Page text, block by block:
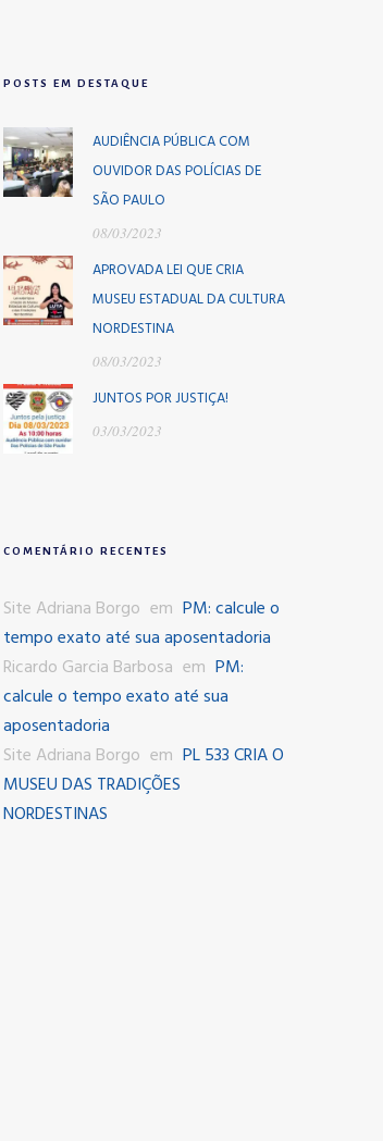
POSTS EM DESTAQUE
AUDIÊNCIA PÚBLICA COM
OUVIDOR DAS POLÍCIAS DE
SÃO PAULO
08/03/2023
APROVADA LEI QUE CRIA
MUSEU ESTADUAL DA CULTURA
NORDESTINA
08/03/2023
JUNTOS POR JUSTIÇA!
03/03/2023
COMENTÁRIO RECENTES
Site Adriana Borgo em PM: calcule o
tempo exato até sua aposentadoria
Ricardo Garcia Barbosa em PM:
calcule o tempo exato até sua
aposentadoria
Site Adriana Borgo em PL 533 CRIA O
MUSEU DAS TRADIÇÕES
NORDESTINAS